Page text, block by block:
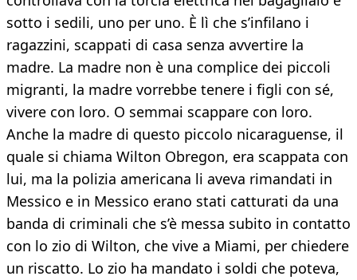
sotto i sedili, uno per uno. È lì che s’infilano i
ragazzini, scappati di casa senza avvertire la
madre. La madre non è una complice dei piccoli
migranti, la madre vorrebbe tenere i figli con sé,
vivere con loro. O semmai scappare con loro.
Anche la madre di questo piccolo nicaraguense, il
quale si chiama Wilton Obregon, era scappata con
lui, ma la polizia americana li aveva rimandati in
Messico e in Messico erano stati catturati da una
banda di criminali che s’è messa subito in contatto
con lo zio di Wilton, che vive a Miami, per chiedere
un riscatto. Lo zio ha mandato i soldi che poteva,